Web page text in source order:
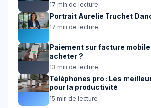
17 min de lecture
Portrait Aurelie Truchet
17 min de lecture
Paiement sur facture mobile
acheter ?
13 min de lecture
Téléphones pro : Les
pour la productivité
15 min de lecture